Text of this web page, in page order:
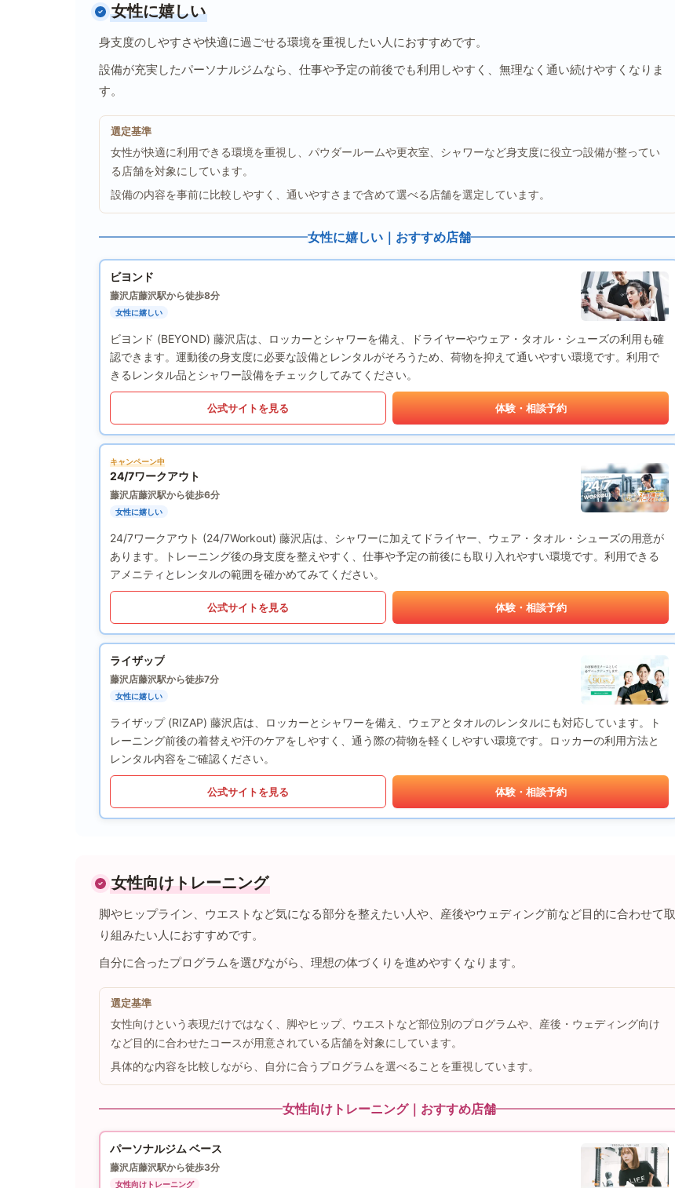
女性に嬉しい
身支度のしやすさや快適に過ごせる環境を重視したい人におすすめです。
設備が充実したパーソナルジムなら、仕事や予定の前後でも利用しやすく、無理なく通い続けやすくなりま
す。
選定基準
女性が快適に利用できる環境を重視し、パウダールームや更衣室、シャワーなど身支度に役立つ設備が整ってい
る店舗を対象にしています。
設備の内容を事前に比較しやすく、通いやすさまで含めて選べる店舗を選定しています。
女性に嬉しい｜おすすめ店舗
ビヨンド
藤沢店藤沢駅から徒歩8分
女性に嬉しい
ビヨンド (BEYOND) 藤沢店は、ロッカーとシャワーを備え、ドライヤーやウェア・タオル・シューズの利用も確
認できます。運動後の身支度に必要な設備とレンタルがそろうため、荷物を抑えて通いやすい環境です。利用で
きるレンタル品とシャワー設備をチェックしてみてください。
公式サイトを見る 体験・相談予約
キャンペーン中
24/7ワークアウト
藤沢店藤沢駅から徒歩6分
女性に嬉しい
24/7ワークアウト (24/7Workout) 藤沢店は、シャワーに加えてドライヤー、ウェア・タオル・シューズの用意が
あります。トレーニング後の身支度を整えやすく、仕事や予定の前後にも取り入れやすい環境です。利用できる
アメニティとレンタルの範囲を確かめてみてください。
公式サイトを見る 体験・相談予約
ライザップ
藤沢店藤沢駅から徒歩7分
女性に嬉しい
ライザップ (RIZAP) 藤沢店は、ロッカーとシャワーを備え、ウェアとタオルのレンタルにも対応しています。ト
レーニング前後の着替えや汗のケアをしやすく、通う際の荷物を軽くしやすい環境です。ロッカーの利用方法と
レンタル内容をご確認ください。
公式サイトを見る 体験・相談予約
女性向けトレーニング
脚やヒップライン、ウエストなど気になる部分を整えたい人や、産後やウェディング前など目的に合わせて取
り組みたい人におすすめです。
自分に合ったプログラムを選びながら、理想の体づくりを進めやすくなります。
選定基準
女性向けという表現だけではなく、脚やヒップ、ウエストなど部位別のプログラムや、産後・ウェディング向け
など目的に合わせたコースが用意されている店舗を対象にしています。
具体的な内容を比較しながら、自分に合うプログラムを選べることを重視しています。
女性向けトレーニング｜おすすめ店舗
パーソナルジム ベース
藤沢店藤沢駅から徒歩3分
女性向けトレーニング